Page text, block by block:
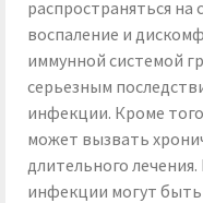
распространяться на
воспаление и
иммунной системой
серьезным
инфекции. Кроме
может вызвать
длительного
инфекции могут